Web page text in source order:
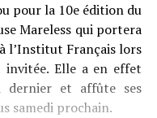
pour la 10e édition du
Mareless qui portera
l’Institut Français lors
Elle a en effet
dernier et affûte ses
samedi prochain.